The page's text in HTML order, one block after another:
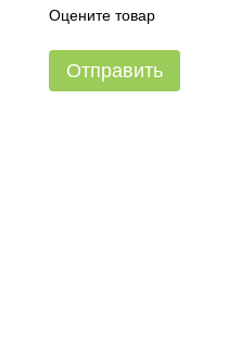
Оцените товар
Отправить